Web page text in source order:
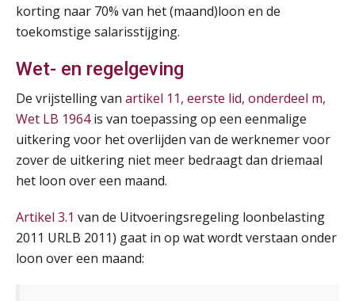
korting naar 70% van het (maand)loon en de
toekomstige salarisstijging.
Wet- en regelgeving
De vrijstelling van artikel 11, eerste lid, onderdeel m,
Wet LB 1964is van toepassing op een eenmalige
uitkering voor het overlijden van de werknemer voor
zover de uitkering niet meer bedraagt dan driemaal
het loon over een maand.
Artikel 3.1 van de Uitvoeringsregeling loonbelasting
2011 URLB 2011) gaat in op wat wordt verstaan onder
loon over een maand: